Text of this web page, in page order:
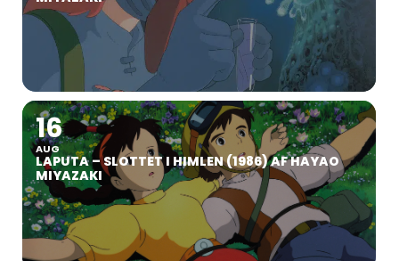
16
AUG
LAPUTA – SLOTTET I HIMLEN (1986) AF HAYAO
MIYAZAKI